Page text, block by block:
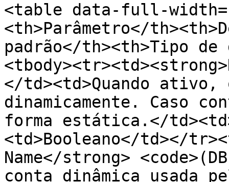
<table data-full-
<th>Parâmetro</
padrão</th><th>Tipo
</td><td>Quando
dinamicamente. Caso
forma estática.</
<td>Booleano</td></
Name</strong>
conta dinâmica usada